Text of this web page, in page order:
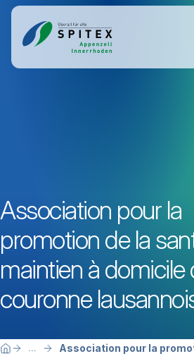
Association pour la
promotion de la
maintien à domicile
couronne
Sie befinden sich hier:
Home ... Association pour la